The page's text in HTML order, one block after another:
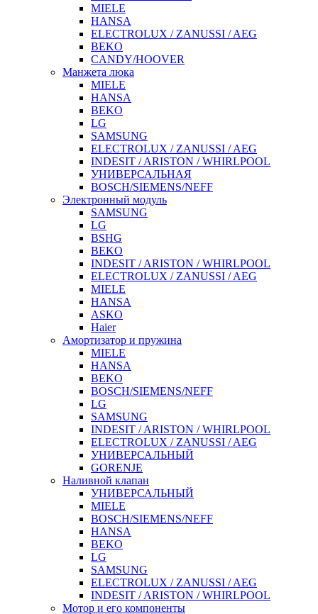
MIELE
HANSA
ELECTROLUX / ZANUSSI / AEG
BEKO
CANDY/HOOVER
Манжета люка
MIELE
HANSA
BEKO
LG
SAMSUNG
ELECTROLUX / ZANUSSI / AEG
INDESIT / ARISTON / WHIRLPOOL
УНИВЕРСАЛЬНАЯ
BOSCH/SIEMENS/NEFF
Электронный модуль
SAMSUNG
LG
BSHG
BEKO
INDESIT / ARISTON / WHIRLPOOL
ELECTROLUX / ZANUSSI / AEG
MIELE
HANSA
ASKO
Haier
Амортизатор и пружина
MIELE
HANSA
BEKO
BOSCH/SIEMENS/NEFF
LG
SAMSUNG
INDESIT / ARISTON / WHIRLPOOL
ELECTROLUX / ZANUSSI / AEG
УНИВЕРСАЛЬНЫЙ
GORENJE
Наливной клапан
УНИВЕРСАЛЬНЫЙ
MIELE
BOSCH/SIEMENS/NEFF
HANSA
BEKO
LG
SAMSUNG
ELECTROLUX / ZANUSSI / AEG
INDESIT / ARISTON / WHIRLPOOL
Мотор и его компоненты